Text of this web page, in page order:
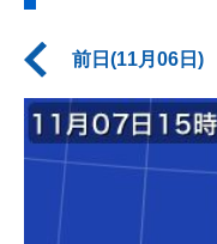
前日(11月06日)